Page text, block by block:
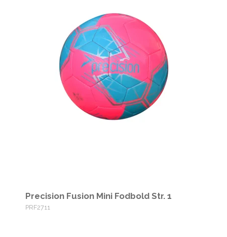
Precision Fusion Mini Fodbold Str. 1
PRF2711